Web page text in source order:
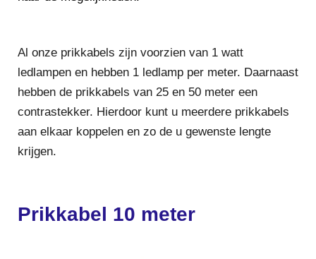
Al onze prikkabels zijn voorzien van 1 watt
ledlampen en hebben 1 ledlamp per meter. Daarnaast
hebben de prikkabels van 25 en 50 meter een
contrastekker. Hierdoor kunt u meerdere prikkabels
aan elkaar koppelen en zo de u gewenste lengte
krijgen.
Prikkabel 10 meter